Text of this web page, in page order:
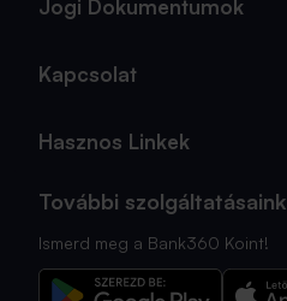
Jogi Dokumentumok
Kapcsolat
Hasznos Linkek
További szolgáltatásaink
Ismerd meg a Bank360 Koint!